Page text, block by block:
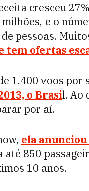
cresceu
e o
pessoas.
tem ofertas
1.400 voos por
o Brasil. Ao
por aí.
ela
até 850
10 anos.